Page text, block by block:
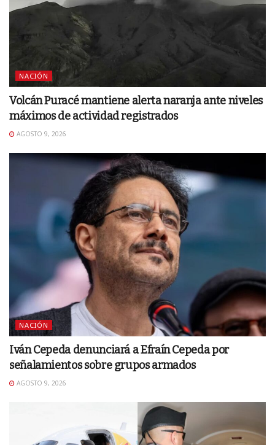
NACIÓN
Volcán Puracé mantiene alerta naranja ante niveles
máximos de actividad registrados
AGOSTO 9, 2026
NACIÓN
Iván Cepeda denunciará a Efraín Cepeda por
señalamientos sobre grupos armados
AGOSTO 9, 2026